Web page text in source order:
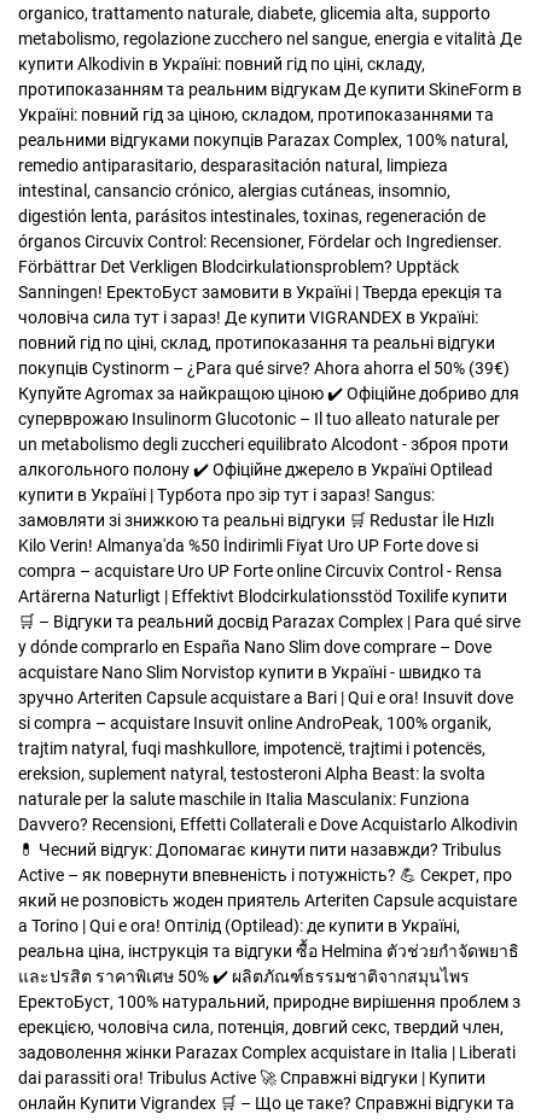
organico, trattamento naturale, diabete, glicemia alta, supporto
metabolismo, regolazione zucchero nel sangue, energia e vitalità Де
купити Alkodivin в Україні: повний гід по ціні, складу,
протипоказанням та реальним відгукамДе купити SkineForm в
Україні: повний гід за ціною, складом, протипоказаннями та
реальними відгуками покупців Parazax Complex, 100% natural,
remedio antiparasitario, desparasitación natural, limpieza
intestinal, cansancio crónico, alergias cutáneas, insomnio,
digestión lenta, parásitos intestinales, toxinas, regeneración de
órganosCircuvix Control: Recensioner, Fördelar och Ingredienser.
Förbättrar Det Verkligen Blodcirkulationsproblem? Upptäck
Sanningen! ЕректоБуст замовити в Україні | Тверда ерекція та
чоловіча сила тут і зараз! Де купити VIGRANDEX в Україні:
повний гід по ціні, склад, протипоказання та реальні відгуки
покупцівCystinorm – ¿Para qué sirve? Ahora ahorra el 50% (39€)
Купуйте Agromax за найкращою ціною ✔️ Офіційне добриво для
суперврожаю Insulinorm Glucotonic – Il tuo alleato naturale per
un metabolismo degli zuccheri equilibratoAlcodont - зброя проти
алкогольного полону ✔️ Офіційне джерело в УкраїніOptilead
купити в Україні | Турбота про зір тут і зараз! Sangus:
замовляти зі знижкою та реальні відгуки 🛒 Redustar İle Hızlı
Kilo Verin! Almanya'da %50 İndirimli Fiyat Uro UP Forte dove si
compra – acquistare Uro UP Forte onlineCircuvix Control - Rensa
Artärerna Naturligt | Effektivt Blodcirkulationsstöd Toxilife купити
🛒 – Відгуки та реальний досвід Parazax Complex | Para qué sirve
y dónde comprarlo en España Nano Slim dove comprare – Dove
acquistare Nano Slim Norvistop купити в Україні - швидко та
зручноArteriten Capsule acquistare a Bari | Qui e ora! Insuvit dove
si compra – acquistare Insuvit onlineAndroPeak, 100% organik,
trajtim natyral, fuqi mashkullore, impotencë, trajtimi i potencës,
ereksion, suplement natyral, testosteroniAlpha Beast: la svolta
naturale per la salute maschile in Italia Masculanix: Funziona
Davvero? Recensioni, Effetti Collaterali e Dove AcquistarloAlkodivin
💊 Чесний відгук: Допомагає кинути пити назавжди? Tribulus
Active – як повернути впевненість і потужність? 💪 Секрет, про
який не розповість жоден приятель Arteriten Capsule acquistare
a Torino | Qui e ora! Оптілід (Optilead): де купити в Україні,
реальна ціна, інструкція та відгуки ซื้อ Helmina ตัวช่วยกำจัดพยาธิ
และปรสิต ราคาพิเศษ 50% ✔️ ผลิตภัณฑ์ธรรมชาติจากสมุนไพร
ЕректоБуст, 100% натуральний, природне вирішення проблем з
ерекцією, чоловіча сила, потенція, довгий секс, твердий член,
задоволення жінки Parazax Complex acquistare in Italia | Liberati
dai parassiti ora! Tribulus Active 🚀 Справжні відгуки | Купити
онлайн Купити Vigrandex 🛒 – Що це таке? Справжні відгуки та